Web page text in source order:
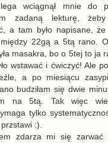
wciągnął mnie do
zadaną lekturę,
a tam było napisane,
22gą a 5tą rano.
masakra, bo o 5tej to ja
wstawać i ćwiczyć! Ale
a po miesiącu
budziłam się dwie
na 5tą. Tak więc
tylko
:).
zdarza mi się zarwać